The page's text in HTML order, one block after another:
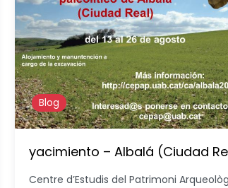
Blog
yacimiento – Albalá (Ciudad
Centre d’Estudis del Patrimoni